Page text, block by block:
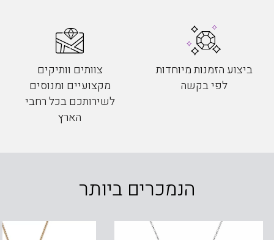
ביצוע הזמנות מיוחדות
לפי בקשה
צוותים וותיקים
מקצועיים ומנוסים
לשירותכם בכל רחבי
הארץ
הנמכרים ביותר